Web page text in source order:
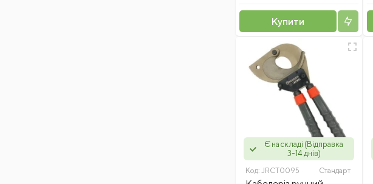
Купити
Є на складі (Відправка
3-14 днів)
Код: JRCT0095 Стандарт